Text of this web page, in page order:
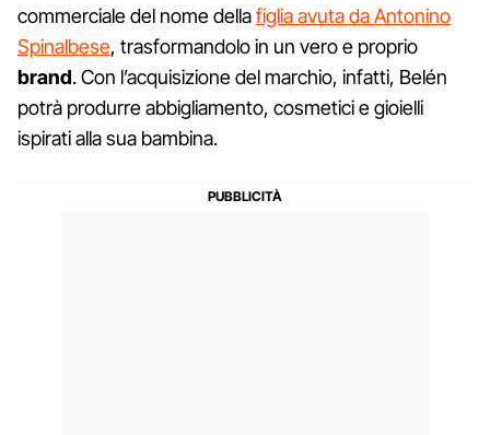
commerciale del nome dellafiglia avuta da Antonino
Spinalbese, trasformandolo in un vero e proprio
brand. Con l’acquisizione del marchio, infatti, Belén
potrà produrre abbigliamento, cosmetici e gioielli
ispirati alla sua bambina.